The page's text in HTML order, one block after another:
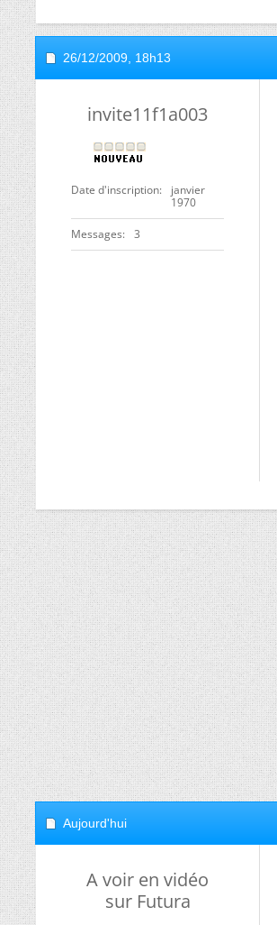
26/12/2009, 18h13
invite11f1a003
Date d'inscription
janvier
1970
Messages 3
Aujourd'hui
A voir en vidéo
sur Futura